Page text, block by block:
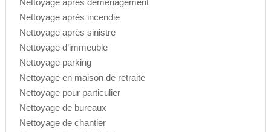
Nettoyage après déménagement
Nettoyage après incendie
Nettoyage après sinistre
Nettoyage d’immeuble
Nettoyage parking
Nettoyage en maison de retraite
Nettoyage pour particulier
Nettoyage de bureaux
Nettoyage de chantier